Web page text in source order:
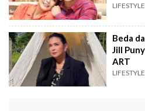
LIFESTYLE
Beda
Jill
ART
LIFESTYLE